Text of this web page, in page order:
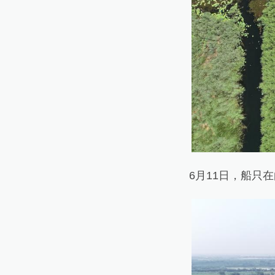
6月11日，船只在